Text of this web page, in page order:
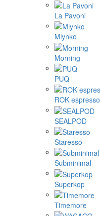
La Pavoni
Mlynko
Morning
PUQ
ROK espresso
SEALPOD
Staresso
Subminimal
Superkop
Timemore